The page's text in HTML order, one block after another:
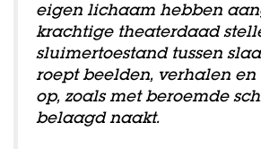
eigen lichaam hebben
krachtige theaterdaad
sluimertoestand tussen
roept beelden, verhalen en
op, zoals met beroemde
belaagd naakt.